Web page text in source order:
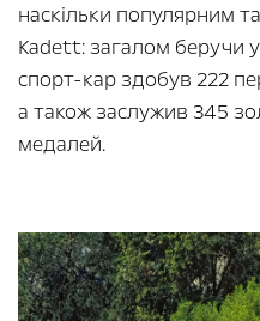
наскільки популярним
Kadett: загалом беручи
спорт-кар здобув 222
а також заслужив 345
медалей.